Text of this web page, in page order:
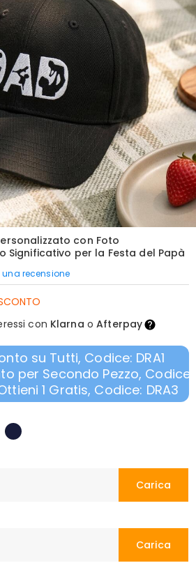
con Foto
Significativo per la Festa del Papà
una recensione
con Klarna oAfterpay
su Tutti, Codice: DRA1
per Secondo Pezzo, Codice:
1 Gratis, Codice: DRA3
Carica
Carica